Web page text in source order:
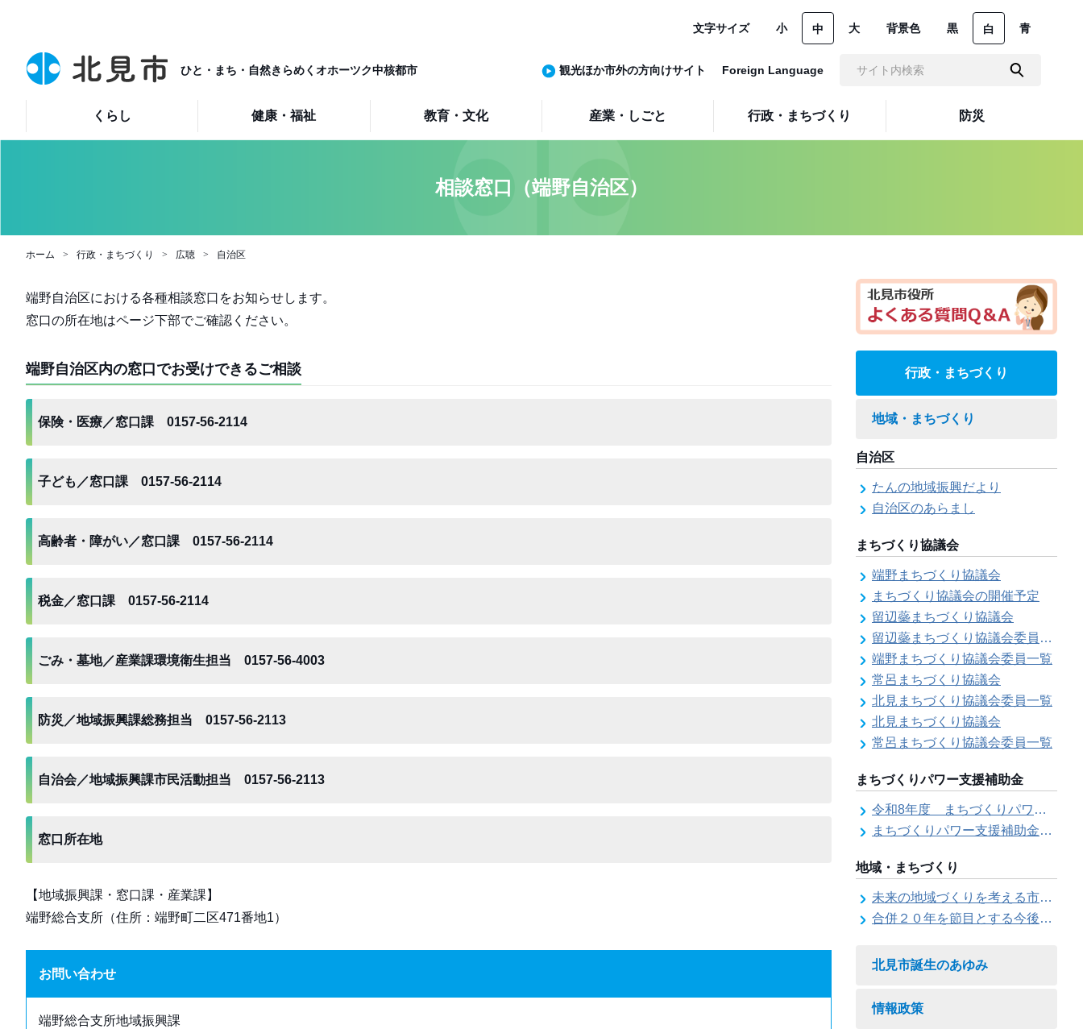
ひと・まち・自然きらめくオホーツク中核都市
くらし 健康・福祉 教育・文化 産業・しごと 行政・まちづくり 防災
文字サイズ 小 中 大 背景色 黒 白 青
観光ほか市外の方向けサイト Foreign Language
相談窓口（端野自治区）
ホーム 行政・まちづくり 広聴 自治区
端野自治区における各種相談窓口をお知らせします。
窓口の所在地はページ下部でご確認ください。
端野自治区内の窓口でお受けできるご相談
保険・医療／窓口課 0157-56-2114
子ども／窓口課 0157-56-2114
高齢者・障がい／窓口課 0157-56-2114
税金／窓口課 0157-56-2114
ごみ・墓地／産業課環境衛生担当 0157-56-4003
防災／地域振興課総務担当 0157-56-2113
自治会／地域振興課市民活動担当 0157-56-2113
窓口所在地
【地域振興課・窓口課・産業課】
端野総合支所（住所：端野町二区471番地1）
お問い合わせ
端野総合支所地域振興課
行政・まちづくり
地域・まちづくり
自治区
たんの地域振興だより
自治区のあらまし
まちづくり協議会
端野まちづくり協議会
まちづくり協議会の開催予定
留辺蘂まちづくり協議会
留辺蘂まちづくり協議会委員一覧
端野まちづくり協議会委員一覧
常呂まちづくり協議会
北見まちづくり協議会委員一覧
北見まちづくり協議会
常呂まちづくり協議会委員一覧
まちづくりパワー支援補助金
令和8年度 まちづくりパワー支援補助金の募集【受付は終了しました。】
まちづくりパワー支援補助金の交付結果
地域・まちづくり
未来の地域づくりを考える市民会議
合併２０年を節目とする今後の地域づくりに関する市長懇話会
北見市誕生のあゆみ
情報政策